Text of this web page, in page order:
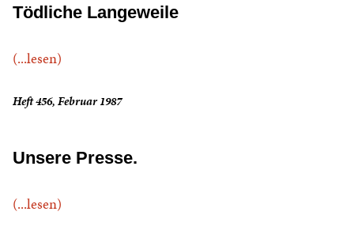
Tödliche Langeweile
(...lesen)
Heft 456, Februar 1987
Unsere Presse.
(...lesen)